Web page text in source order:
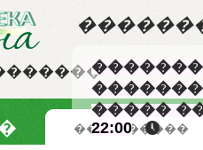
�����
22:00
�� �������